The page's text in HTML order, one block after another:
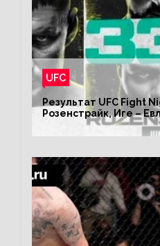
UFC
Результат UFC Fight
Розенстрайк, Иге –
турнира ЮФС ФН 207